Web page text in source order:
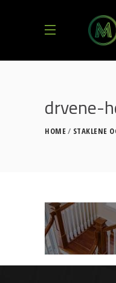
drvene-
HOME STAKLENE